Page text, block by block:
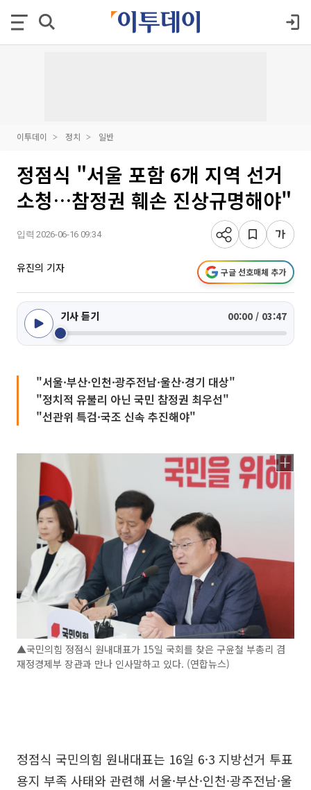
이투데이 정치 일반
정점식 "서울 포함 6개 지역 선거
소청…참정권 훼손 진상규명해야"
입력 2026-06-16 09:34
유진의 기자 구글 선호매체 추가
기사 듣기 00:00 / 03:47
"서울·부산·인천·광주전남·울산·경기 대상"
"정치적 유불리 아닌 국민 참정권 최우선"
"선관위 특검·국조 신속 추진해야"
▲국민의힘 정점식 원내대표가 15일 국회를 찾은 구윤철 부총리 겸
재정경제부 장관과 만나 인사말하고 있다. (연합뉴스)
정점식 국민의힘 원내대표는 16일 6·3 지방선거 투표
용지 부족 사태와 관련해 서울·부산·인천·광주전남·울